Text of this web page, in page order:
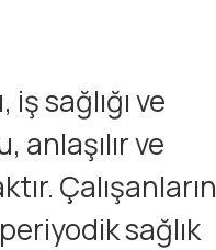
sağlığı ve
ve
Çalışanların
sağlık